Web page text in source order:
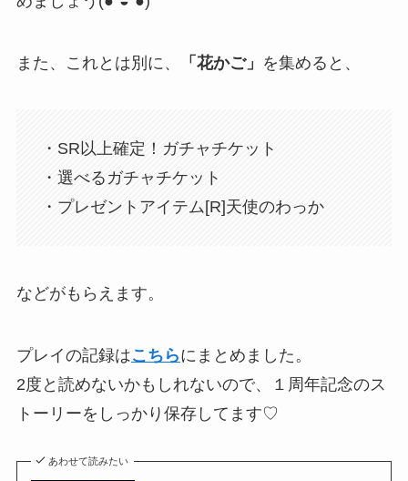
また、これとは別に、 「花かご」 を集めると、
・SR以上確定！ガチャチケット
・選べるガチャチケット
・プレゼントアイテム[R]天使のわっか
などがもらえます。
プレイの記録はこちらにまとめました。
2度と読めないかもしれないので、１周年記念のス
トーリーをしっかり保存してます♡
あわせて読みたい